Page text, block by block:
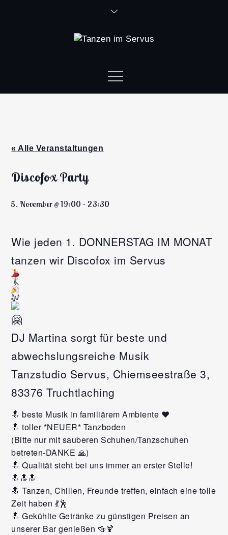
« Alle Veranstaltungen
Discofox Party
5. November @ 19:00 - 23:30
Wie jeden 1. DONNERSTAG IM MONAT
tanzen wir Discofox im Servus
DJ Martina sorgt für beste und
abwechslungsreiche Musik
Tanzstudio Servus, Chiemseestraße 3,
83376 Truchtlaching
🔝 beste Musik in familiärem Ambiente ❤️
🔝 toller *NEUER* Tanzboden
(Bitte nur mit sauberen Schuhen/Tanzschuhen
betreten-DANKE 🙏)
🔝 Qualität steht bei uns immer an erster Stelle!
🔝🔝🔝
🔝 Tanzen, Chillen, Freunde treffen, einfach eine tolle
Zeit haben 💃🕺
🔝 Gekühlte Getränke zu günstigen Preisen an
unserer Bar genießen 🍻🍹